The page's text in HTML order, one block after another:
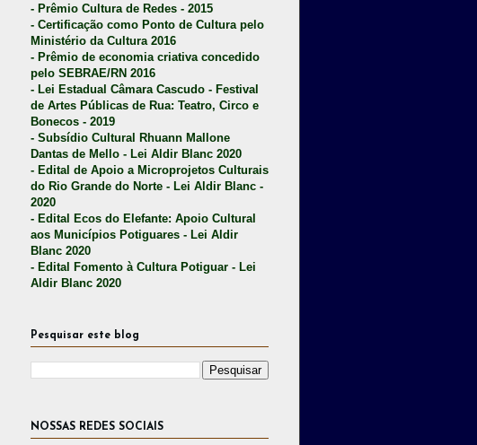
- Prêmio Cultura de Redes - 2015
- Certificação como Ponto de Cultura pelo
Ministério da Cultura 2016
- Prêmio de economia criativa concedido
pelo SEBRAE/RN 2016
- Lei Estadual Câmara Cascudo - Festival
de Artes Públicas de Rua: Teatro, Circo e
Bonecos - 2019
- Subsídio Cultural Rhuann Mallone
Dantas de Mello - Lei Aldir Blanc 2020
- Edital de Apoio a Microprojetos Culturais
do Rio Grande do Norte - Lei Aldir Blanc -
2020
- Edital Ecos do Elefante: Apoio Cultural
aos Municípios Potiguares - Lei Aldir
Blanc 2020
- Edital Fomento à Cultura Potiguar - Lei
Aldir Blanc 2020
Pesquisar este blog
NOSSAS REDES SOCIAIS